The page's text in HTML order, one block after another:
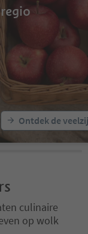
regio
Ontdek de
culinaire
op wolk